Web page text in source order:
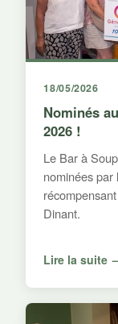
18/05/2026
Nominés
2026 !
Le Bar à
nominées par
Dinant.
Lire la suite